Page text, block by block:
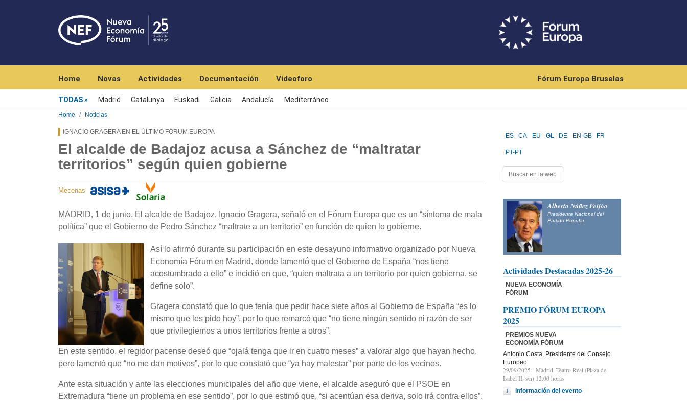
Home Novas Actividades Documentación Videoforo Fórum Europa Bruselas
TODAS Madrid Catalunya Euskadi Galicia Andalucía Mediterráneo
Home Noticias
IGNACIO GRAGERA EN EL ÚLTIMO FÓRUM EUROPA
El alcalde de Badajoz acusa a Sánchez de “maltratar
territorios” según quien gobierne
Mecenas
MADRID, 1 de junio. El alcalde de Badajoz, Ignacio Gragera, señaló en el Fórum Europa que es un “síntoma de mala
política” que el Gobierno de Pedro Sánchez “maltrate a un territorio” en función de quien lo gobierne.
Así lo afirmó durante su participación en este desayuno informativo organizado por Nueva
Economía Fórum en Madrid, donde lamentó que el Gobierno de España “nos tiene
acostumbrado a ello” e incidió en que, “quien maltrata a un territorio por quien gobierna, se
define solo”.
Gragera constató que lo que tenía que pedir hace siete años al Gobierno de España “es lo
mismo que les pido hoy”, por lo que remarcó que “no tiene ningún sentido ni razón de ser
que privilegiemos a unos territorios frente a otros”.
En este sentido, el regidor pacense deseó que “ojalá tenga que ir en cuatro meses” a valorar algo que hayan hecho,
pero lamentó que “no me dan motivos”, por lo que constató que “ya hay malestar” por parte de los vecinos.
Ante esta situación y ante las elecciones municipales del año que viene, el alcalde aseguró que el PSOE en
Extremadura “tiene un problema en ese sentido”, por lo que estimó que, “si acentúan esa deriva, solo irá contra ellos”.
ES CA EU GL DE EN-GB FR
PT-PT
Alberto Núñez Feijóo
Presidente Nacional del
Partido Popular
Actividades Destacadas 2025-26
NUEVA ECONOMÍA
FÓRUM
PREMIO FÓRUM EUROPA
2025
PREMIOS NUEVA
ECONOMÍA FÓRUM
Antonio Costa, Presidente del Consejo
Europeo
29/09/2025 - Madrid, Teatro Real (Plaza de
Isabel II, s/n) 12:00 horas
Información del evento